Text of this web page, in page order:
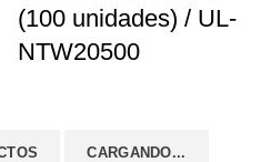
(100 unidades) / UL-
NTW20500
CARGANDO...